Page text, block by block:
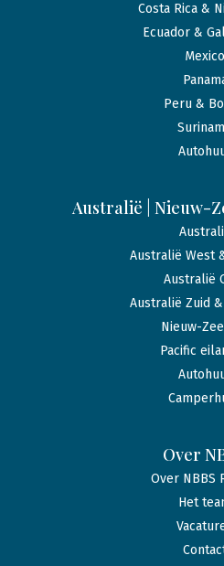
Costa Rica &
Ecuador &
Mexico
Peru &
Australië | Nieuw-
Australië West
Australië
Australië Zuid &
Nieuw-
Pacific
Over
Over NBBS
Het